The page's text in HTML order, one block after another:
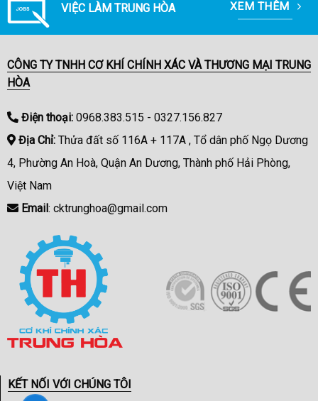
VIỆC LÀM TRUNG HÒA XEM THÊM
CÔNG TY TNHH CƠ KHÍ CHÍNH XÁC VÀ THƯƠNG MẠI TRUNG
HÒA
Điện thoại:0968.383.515 - 0327.156.827
Địa Chỉ:Thửa đất số 116A + 117A , Tổ dân phố Ngọ Dương
4, Phường An Hoà, Quận An Dương, Thành phố Hải Phòng,
Việt Nam
Email : cktrunghoa@gmail.com
KẾT NỐI VỚI CHÚNG TÔI